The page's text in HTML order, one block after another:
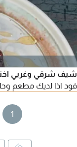
شيف شرقي وغربي
فود اذا لديك مطعم
1